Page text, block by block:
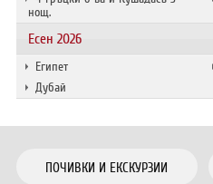
нощ.
Есен 2026
Египет
Дубай
ПОЧИВКИ И ЕКСКУРЗИИ